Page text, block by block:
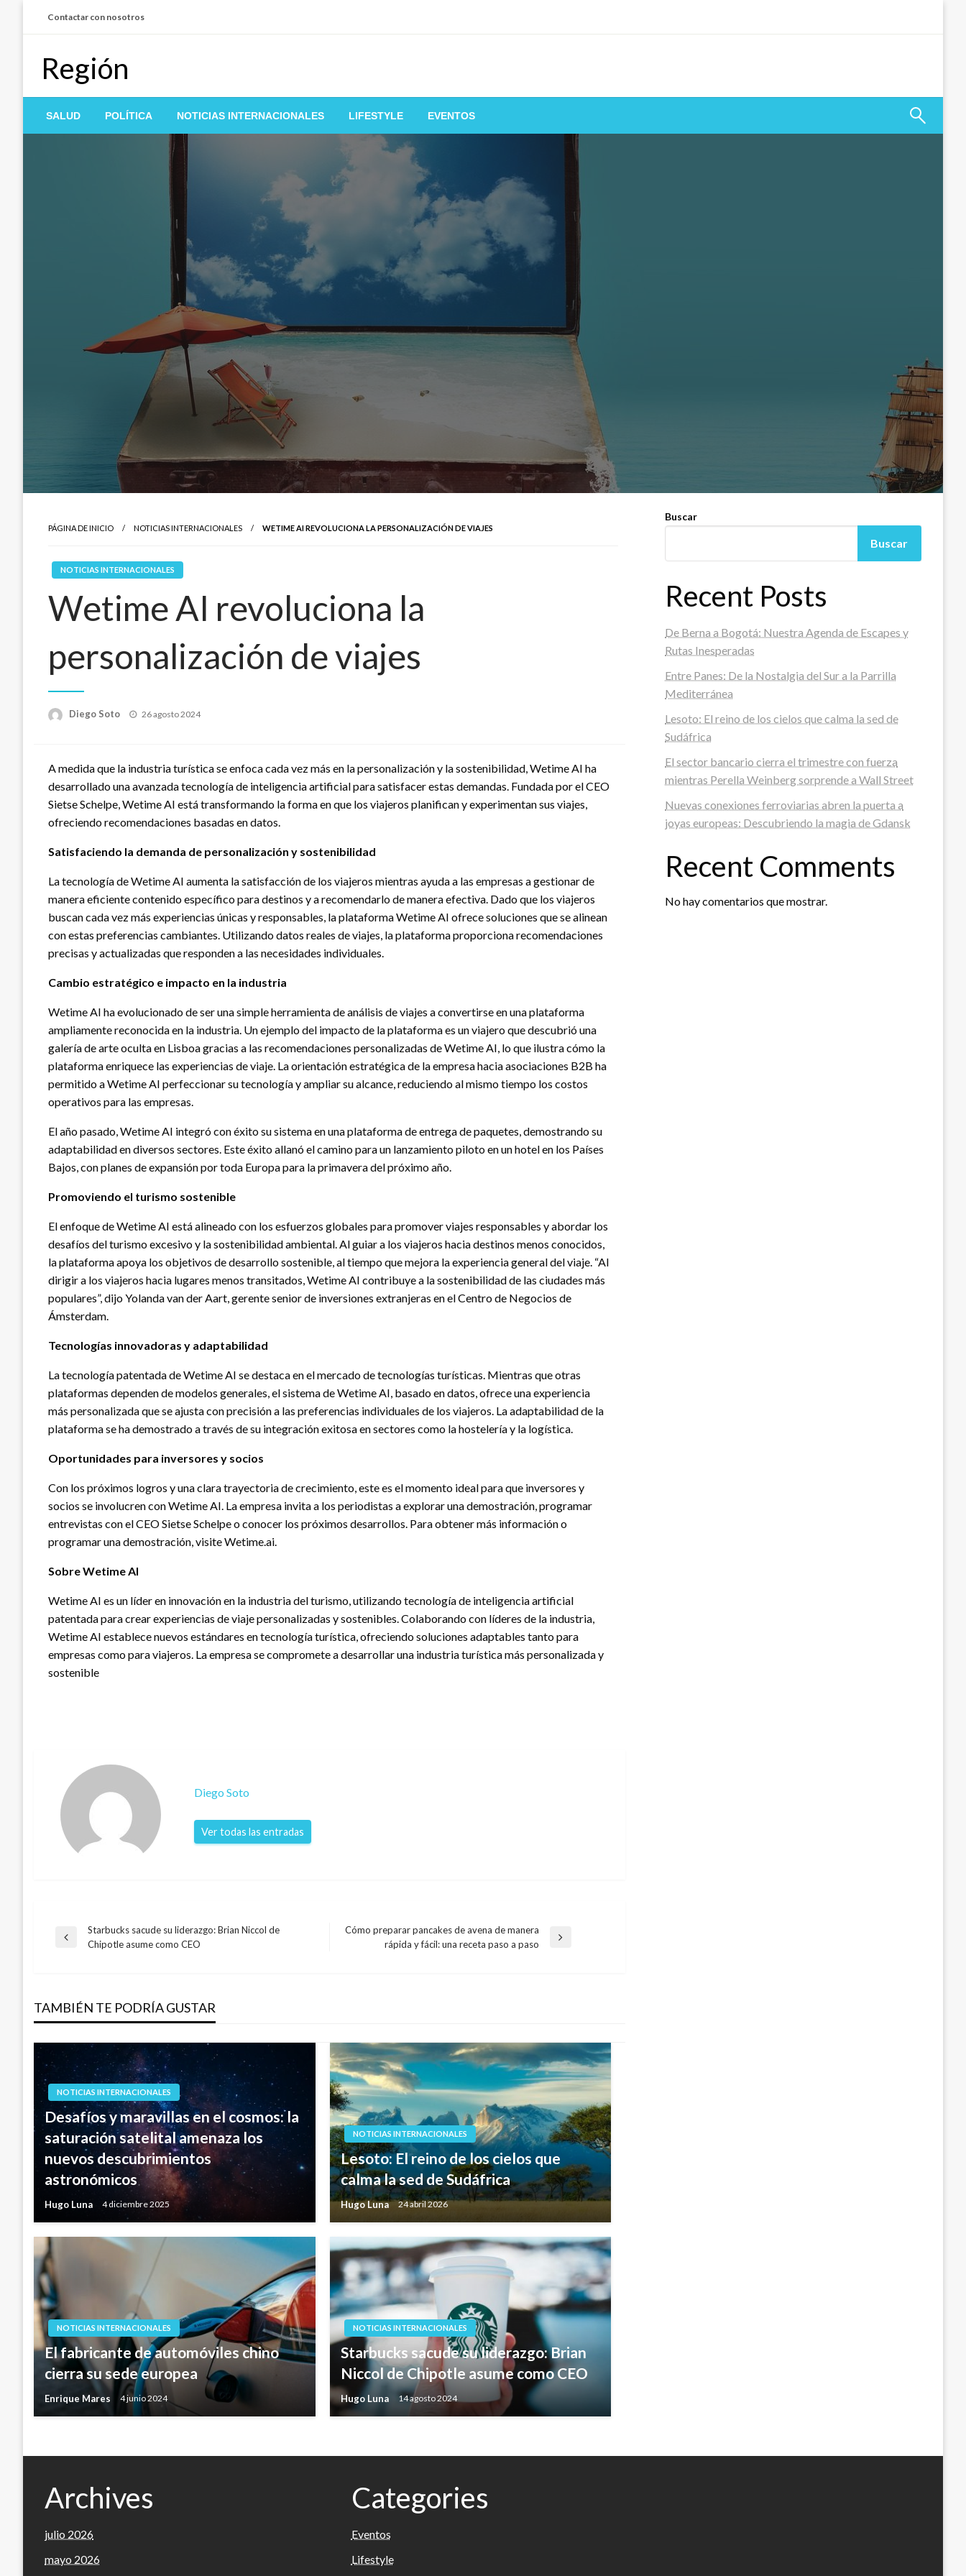
Contactar con nosotros
Región
SALUD POLÍTICA NOTICIAS INTERNACIONALES LIFESTYLE EVENTOS
PÁGINA DE INICIO NOTICIAS INTERNACIONALES WETIME AI REVOLUCIONA LA PERSONALIZACIÓN DE VIAJES
NOTICIAS INTERNACIONALES
Wetime AI revoluciona la
personalización de viajes
Diego Soto
Publicado
26 agosto 2024
A medida que la industria turística se enfoca cada vez más en la personalización y la sostenibilidad, Wetime AI ha
desarrollado una avanzada tecnología de inteligencia artificial para satisfacer estas demandas. Fundada por el CEO
Sietse Schelpe, Wetime AI está transformando la forma en que los viajeros planifican y experimentan sus viajes,
ofreciendo recomendaciones basadas en datos.
Satisfaciendo la demanda de personalización y sostenibilidad
La tecnología de Wetime AI aumenta la satisfacción de los viajeros mientras ayuda a las empresas a gestionar de
manera eficiente contenido específico para destinos y a recomendarlo de manera efectiva. Dado que los viajeros
buscan cada vez más experiencias únicas y responsables, la plataforma Wetime AI ofrece soluciones que se alinean
con estas preferencias cambiantes. Utilizando datos reales de viajes, la plataforma proporciona recomendaciones
precisas y actualizadas que responden a las necesidades individuales.
Cambio estratégico e impacto en la industria
Wetime AI ha evolucionado de ser una simple herramienta de análisis de viajes a convertirse en una plataforma
ampliamente reconocida en la industria. Un ejemplo del impacto de la plataforma es un viajero que descubrió una
galería de arte oculta en Lisboa gracias a las recomendaciones personalizadas de Wetime AI, lo que ilustra cómo la
plataforma enriquece las experiencias de viaje. La orientación estratégica de la empresa hacia asociaciones B2B ha
permitido a Wetime AI perfeccionar su tecnología y ampliar su alcance, reduciendo al mismo tiempo los costos
operativos para las empresas.
El año pasado, Wetime AI integró con éxito su sistema en una plataforma de entrega de paquetes, demostrando su
adaptabilidad en diversos sectores. Este éxito allanó el camino para un lanzamiento piloto en un hotel en los Países
Bajos, con planes de expansión por toda Europa para la primavera del próximo año.
Promoviendo el turismo sostenible
El enfoque de Wetime AI está alineado con los esfuerzos globales para promover viajes responsables y abordar los
desafíos del turismo excesivo y la sostenibilidad ambiental. Al guiar a los viajeros hacia destinos menos conocidos,
la plataforma apoya los objetivos de desarrollo sostenible, al tiempo que mejora la experiencia general del viaje. “Al
dirigir a los viajeros hacia lugares menos transitados, Wetime AI contribuye a la sostenibilidad de las ciudades más
populares”, dijo Yolanda van der Aart, gerente senior de inversiones extranjeras en el Centro de Negocios de
Ámsterdam.
Tecnologías innovadoras y adaptabilidad
La tecnología patentada de Wetime AI se destaca en el mercado de tecnologías turísticas. Mientras que otras
plataformas dependen de modelos generales, el sistema de Wetime AI, basado en datos, ofrece una experiencia
más personalizada que se ajusta con precisión a las preferencias individuales de los viajeros. La adaptabilidad de la
plataforma se ha demostrado a través de su integración exitosa en sectores como la hostelería y la logística.
Oportunidades para inversores y socios
Con los próximos logros y una clara trayectoria de crecimiento, este es el momento ideal para que inversores y
socios se involucren con Wetime AI. La empresa invita a los periodistas a explorar una demostración, programar
entrevistas con el CEO Sietse Schelpe o conocer los próximos desarrollos. Para obtener más información o
programar una demostración, visite Wetime.ai.
Sobre Wetime AI
Wetime AI es un líder en innovación en la industria del turismo, utilizando tecnología de inteligencia artificial
patentada para crear experiencias de viaje personalizadas y sostenibles. Colaborando con líderes de la industria,
Wetime AI establece nuevos estándares en tecnología turística, ofreciendo soluciones adaptables tanto para
empresas como para viajeros. La empresa se compromete a desarrollar una industria turística más personalizada y
sostenible
Diego Soto
Ver todas las entradas
Navegación
entradas
Entrada
Starbucks sacude su liderazgo: Brian Niccol de
Chipotle asume como CEO
Cómo preparar pancakes de avena de manera
rápida y fácil: una receta paso a paso
TAMBIÉN TE PODRÍA GUSTAR
NOTICIAS INTERNACIONALES
Desafíos y maravillas en el cosmos: la
saturación satelital amenaza los
nuevos descubrimientos
astronómicos
Hugo Luna 4 diciembre 2025
NOTICIAS INTERNACIONALES
Lesoto: El reino de los cielos que
calma la sed de Sudáfrica
Hugo Luna 24 abril 2026
NOTICIAS INTERNACIONALES
El fabricante de automóviles chino
cierra su sede europea
Enrique Mares 4 junio 2024
NOTICIAS INTERNACIONALES
Starbucks sacude su liderazgo: Brian
Niccol de Chipotle asume como CEO
Hugo Luna 14 agosto 2024
Buscar
Buscar
Recent Posts
De Berna a Bogotá: Nuestra Agenda de Escapes y
Rutas Inesperadas
Entre Panes: De la Nostalgia del Sur a la Parrilla
Mediterránea
Lesoto: El reino de los cielos que calma la sed de
Sudáfrica
El sector bancario cierra el trimestre con fuerza
mientras Perella Weinberg sorprende a Wall Street
Nuevas conexiones ferroviarias abren la puerta a
joyas europeas: Descubriendo la magia de Gdansk
Recent Comments
No hay comentarios que mostrar.
Archives
julio 2026
mayo 2026
Categories
Eventos
Lifestyle